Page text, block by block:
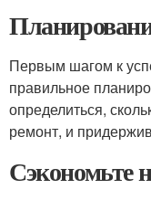
Первым шагом к
правильное
определиться,
ремонт, и
Сэкономьте